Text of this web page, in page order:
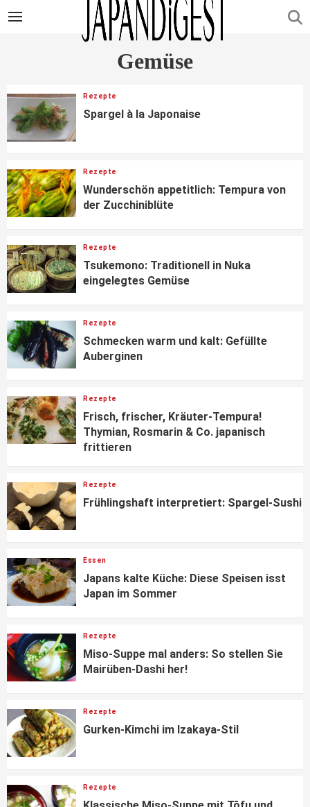
Gemüse
Rezepte
Spargel à la Japonaise
Rezepte
Wunderschön appetitlich: Tempura von
der Zucchiniblüte
Rezepte
Tsukemono: Traditionell in Nuka
eingelegtes Gemüse
Rezepte
Schmecken warm und kalt: Gefüllte
Auberginen
Rezepte
Frisch, frischer, Kräuter-Tempura!
Thymian, Rosmarin & Co. japanisch
frittieren
Rezepte
Frühlingshaft interpretiert: Spargel-Sushi
Essen
Japans kalte Küche: Diese Speisen isst
Japan im Sommer
Rezepte
Miso-Suppe mal anders: So stellen Sie
Mairüben-Dashi her!
Rezepte
Gurken-Kimchi im Izakaya-Stil
Rezepte